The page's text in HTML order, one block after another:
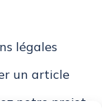
légales
un article
notre projet